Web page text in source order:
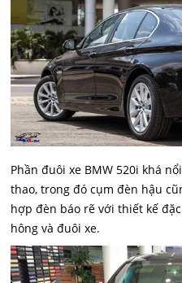
Phần đuôi xe BMW 520i khá
thao, trong đó cụm đèn hậu
hợp đèn báo rẽ với thiết kế
hông và đuôi xe.